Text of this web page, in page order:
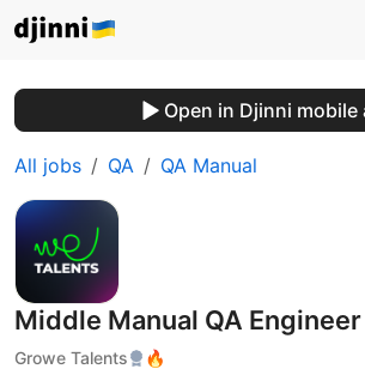
Open in Djinni mobile
All jobs QA QA Manual
Middle Manual QA Engineer
Growe Talents
🔥